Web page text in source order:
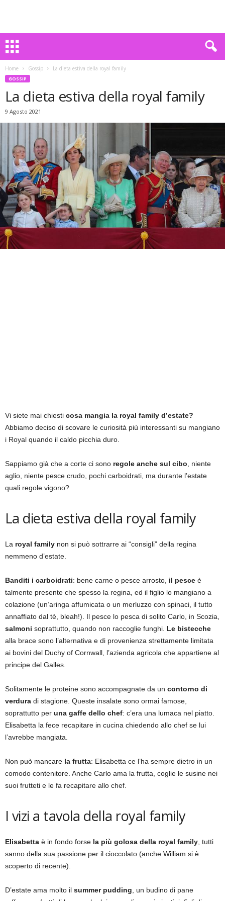
Home Gossip La dieta estiva della royal family
GOSSIP
La dieta estiva della royal family
9 Agosto 2021
Vi siete mai chiesti cosa mangia la royal family d’estate?
Abbiamo deciso di scovare le curiosità più interessanti su mangiano
i Royal quando il caldo picchia duro.
Sappiamo già che a corte ci sono regole anche sul cibo , niente
aglio, niente pesce crudo, pochi carboidrati, ma durante l’estate
quali regole vigono?
La dieta estiva della royal family
La royal family non si può sottrarre ai “consigli” della regina
nemmeno d’estate.
Banditi i carboidrati: bene carne o pesce arrosto, il pesce è
talmente presente che spesso la regina, ed il figlio lo mangiano a
colazione (un’aringa affumicata o un merluzzo con spinaci, il tutto
annaffiato dal tè, bleah!). Il pesce lo pesca di solito Carlo, in Scozia,
salmoni soprattutto, quando non raccoglie funghi. Le bistecche
alla brace sono l’alternativa e di provenienza strettamente limitata
ai bovini del Duchy of Cornwall, l’azienda agricola che appartiene al
principe del Galles.
Solitamente le proteine sono accompagnate da un contorno di
verdura di stagione. Queste insalate sono ormai famose,
soprattutto per una gaffe dello chef: c’era una lumaca nel piatto.
Elisabetta la fece recapitare in cucina chiedendo allo chef se lui
l’avrebbe mangiata.
Non può mancare la frutta: Elisabetta ce l’ha sempre dietro in un
comodo contenitore. Anche Carlo ama la frutta, coglie le susine nei
suoi frutteti e le fa recapitare allo chef.
I vizi a tavola della royal family
Elisabetta è in fondo forse la più golosa della royal family , tutti
sanno della sua passione per il cioccolato (anche William si è
scoperto di recente).
D’estate ama molto il summer pudding , un budino di pane